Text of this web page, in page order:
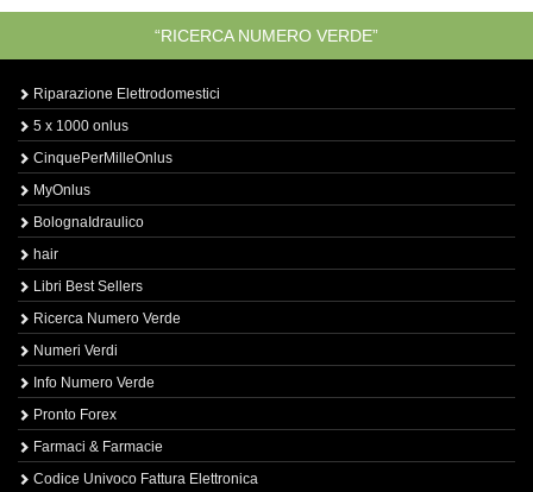
“RICERCA NUMERO VERDE”
Riparazione Elettrodomestici
5 x 1000 onlus
CinquePerMilleOnlus
MyOnlus
BolognaIdraulico
hair
Libri Best Sellers
Ricerca Numero Verde
Numeri Verdi
Info Numero Verde
Pronto Forex
Farmaci & Farmacie
Codice Univoco Fattura Elettronica